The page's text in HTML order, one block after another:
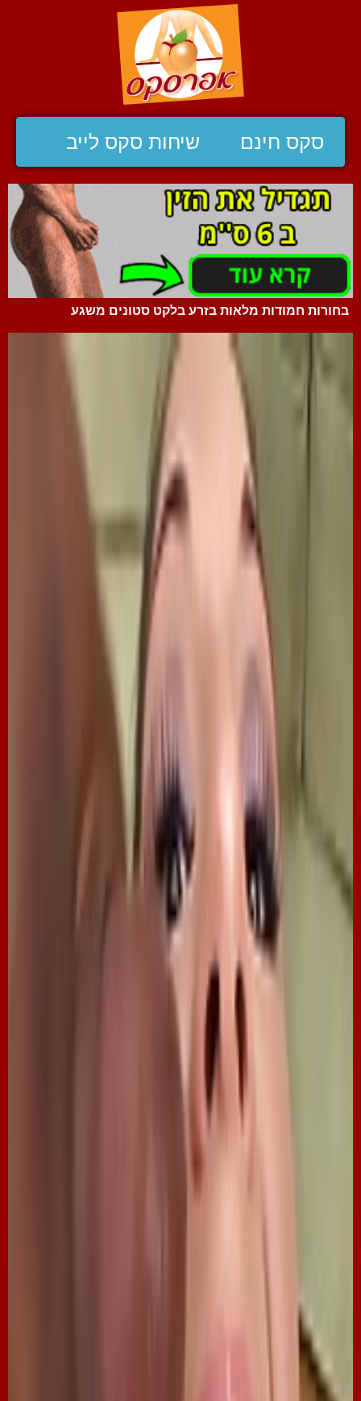
סקס חינם שיחות סקס לייב
בחורות חמודות מלאות בזרע בלקט סטונים משגע